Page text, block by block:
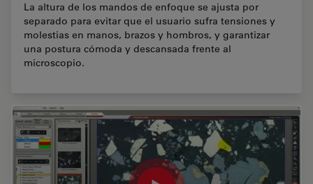
La altura de los mandos de enfoque se ajusta por
separado para evitar que el usuario sufra tensiones y
molestias en manos, brazos y hombros, y garantizar
una postura cómoda y descansada frente al
microscopio.